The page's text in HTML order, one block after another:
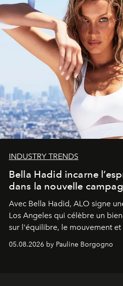
INDUSTRY TRENDS
Bella Hadid incarne
dans la nouvelle
Avec Bella Hadid, ALO signe
Los Angeles qui célèbre un
sur l'équilibre, le mouvement
05.08.2026 by Pauline Borgogno